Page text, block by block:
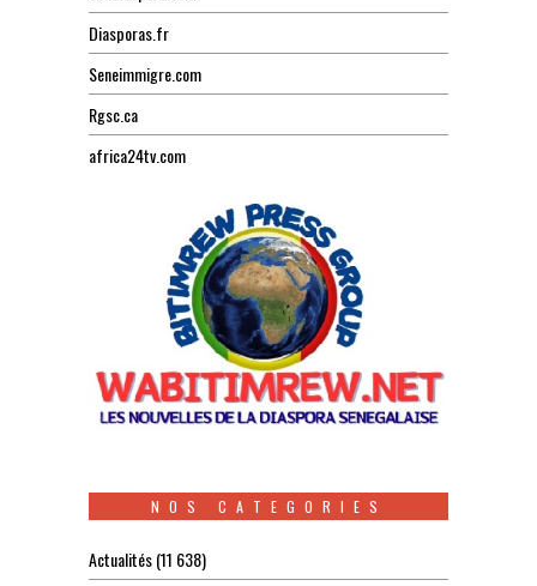
Diasporas.fr
Seneimmigre.com
Rgsc.ca
africa24tv.com
NOS CATEGORIES
Actualités(11 638)